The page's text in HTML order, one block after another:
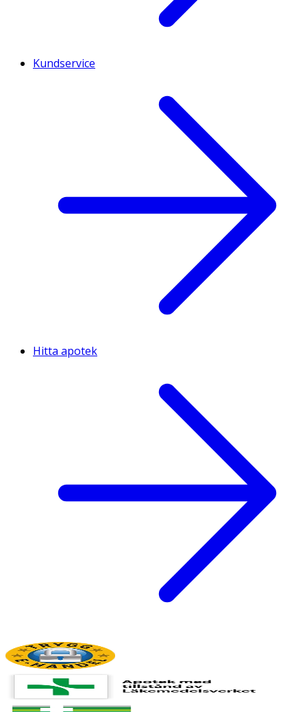
Kundservice
Hitta apotek